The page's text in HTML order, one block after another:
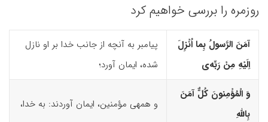
روزمره را بررسی خواهیم کرد
آمَنَ الرَّسولُ بِما اُنْزِلَ
اِلَیْهِ مِنْ رَبِّه‌ى
پیامبر به آنچه از جانب خدا بر او نازل
شده، ایمان آورد؛
وَ الْمُؤْمِنونَ کُلٌّ آمَنَ
بِاللّهِ
و همه­ی مؤمنین، ایمان آوردند: به خدا،